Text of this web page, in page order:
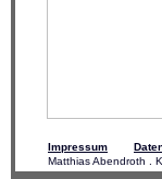
Impressum
Matthias Abendroth .